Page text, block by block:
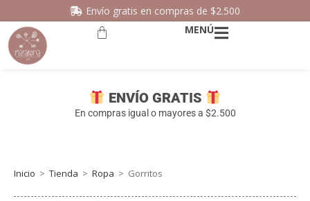
Envío gratis en compras de $2.500
MENÚ
ENVÍO GRATIS
En compras igual o mayores a $2.500
Inicio > Tienda > Ropa > Gorritos